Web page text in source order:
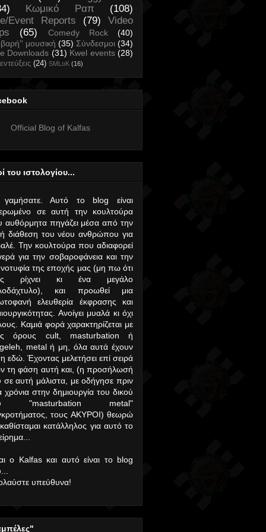
Κωμικό Ραπ
(108)
Event Reports
(79)
Video
(65) Comedy Rock
(40)
μουσική (35) Σύνδεσμοι (34)
Downloads (31) Kwel events (28)
(24) SMLoK (16)
Official Blog of Kalfas
του ιστολογίου...
Αυτό το blog είναι
σε αυτή την κουλτούρα
αυθόρμητα πηγάζει μέσα από την
διάθεση του νέου ανθρώπου για
Την κουλτούρα που αδιαφορεί
για την σοβαροφάνεια και την
της εποχής μας (μη πω ότι
ρίχνει κι ένα μεγάλο
και προωθεί μια
ελευθερία έκφρασης και
Ανοίγει μυαλά κι όχι
Καμιά φορά χαρακτηρίζεται με
όρους cult, masturbation ή
metal ή μη, όλα αυτά έχουν
εδώ. Έχοντας μελετήσει επί σειρά
τη φάση αυτή και, (η προσήλωσή
σε αυτή μάλιστα, με οδήγησε πριν
χρόνια στην δημιουργία του δικού
"masturbation metal"
τους ΑΚΥΡΟΙ) θεωρώ
καθίσταμαι κατάλληλος για αυτό το
ο Kalfas και αυτό είναι το blog
υπεύθυνα!